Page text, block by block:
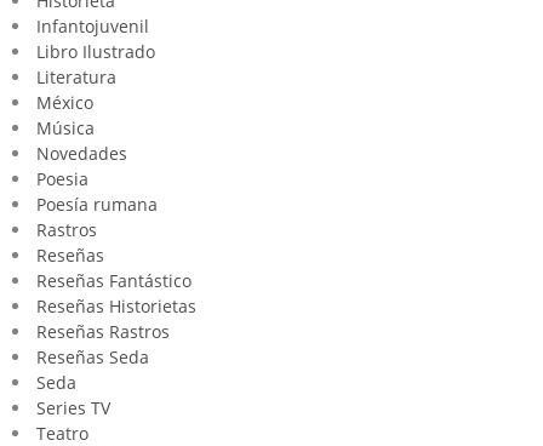
Infantojuvenil
Libro Ilustrado
Literatura
México
Música
Novedades
Poesia
Poesía rumana
Rastros
Reseñas
Reseñas Fantástico
Reseñas Historietas
Reseñas Rastros
Reseñas Seda
Seda
Series TV
Teatro